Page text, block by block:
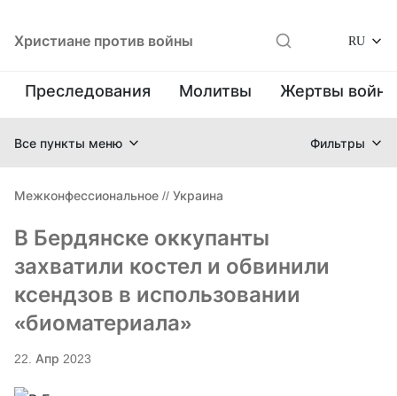
Христиане против войны RU
Преследования Молитвы Жертвы
Все пункты меню Фильтры
Межконфессиональное // Украина
В Бердянске оккупанты
захватили костел и обвинили
ксендзов в использовании
«биоматериала»
22. Апр 2023